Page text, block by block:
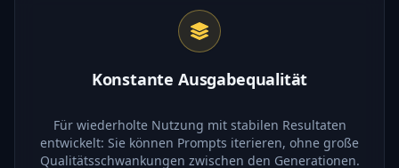
Konstante Ausgabequalität
Für wiederholte Nutzung mit stabilen Resultaten
entwickelt: Sie können Prompts iterieren, ohne große
Qualitätsschwankungen zwischen den Generationen.